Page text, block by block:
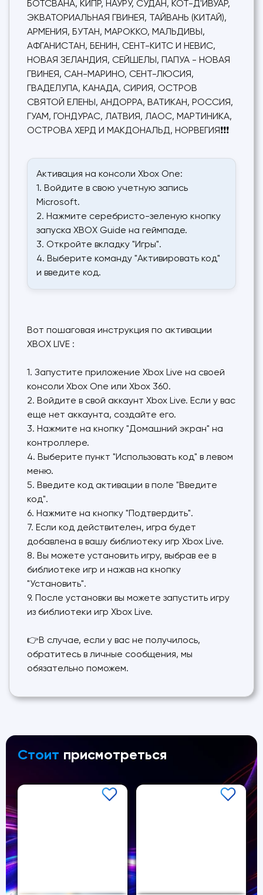
БОТСВАНА, КИПР, НАУРУ, СУДАН, КОТ-Д'ИВУАР,
ЭКВАТОРИАЛЬНАЯ ГВИНЕЯ, ТАЙВАНЬ (КИТАЙ),
АРМЕНИЯ, БУТАН, МАРОККО, МАЛЬДИВЫ,
АФГАНИСТАН, БЕНИН, СЕНТ-КИТС И НЕВИС,
НОВАЯ ЗЕЛАНДИЯ, СЕЙШЕЛЫ, ПАПУА - НОВАЯ
ГВИНЕЯ, САН-МАРИНО, СЕНТ-ЛЮСИЯ,
ГВАДЕЛУПА, КАНАДА, СИРИЯ, ОСТРОВ
СВЯТОЙ ЕЛЕНЫ, АНДОРРА, ВАТИКАН, РОССИЯ,
ГУАМ, ГОНДУРАС, ЛАТВИЯ, ЛАОС, МАРТИНИКА,
ОСТРОВА ХЕРД И МАКДОНАЛЬД, НОРВЕГИЯ❗❗❗
Активация на консоли Xbox One:
1. Войдите в свою учетную запись
Microsoft.
2. Нажмите серебристо-зеленую кнопку
запуска XBOX Guide на геймпаде.
3. Откройте вкладку "Игры".
4. Выберите команду "Активировать код"
и введите код.
Вот пошаговая инструкция по активации
XBOX LIVE :
1. Запустите приложение Xbox Live на своей
консоли Xbox One или Xbox 360.
2. Войдите в свой аккаунт Xbox Live. Если у вас
еще нет аккаунта, создайте его.
3. Нажмите на кнопку "Домашний экран" на
контроллере.
4. Выберите пункт "Использовать код" в левом
меню.
5. Введите код активации в поле "Введите
код".
6. Нажмите на кнопку "Подтвердить".
7. Если код действителен, игра будет
добавлена в вашу библиотеку игр Xbox Live.
8. Вы можете установить игру, выбрав ее в
библиотеке игр и нажав на кнопку
"Установить".
9. После установки вы можете запустить игру
из библиотеки игр Xbox Live.
👉В случае, если у вас не получилось,
обратитесь в личные сообщения, мы
обязательно поможем.
Стоит присмотреться